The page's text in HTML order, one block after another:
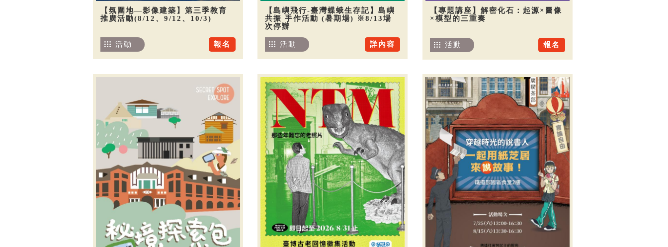
【氛圍地—影像建築】第三季教育
推廣活動(8/12、9/12、10/3)
報名
活動
【島嶼飛行-臺灣蝶蛾生存記】島嶼
共振 手作活動 (暑期場) ※8/13場
次停辦
詳內容
活動
【專題講座】解密化石：起源×圖像
×模型的三重奏
報名
活動